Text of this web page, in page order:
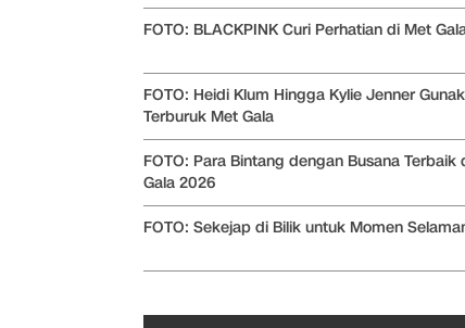
FOTO: BLACKPINK Curi Perhatian di Met
FOTO: Heidi Klum Hingga Kylie Jenner
Terburuk Met Gala
FOTO: Para Bintang dengan Busana Terbaik
Gala 2026
FOTO: Sekejap di Bilik untuk Momen